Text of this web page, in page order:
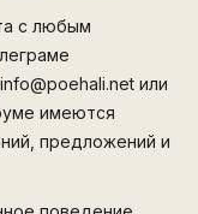
с любым
info@poehali.net или
имеются
предложений и